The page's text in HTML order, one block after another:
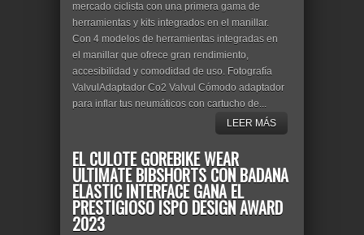
mercado ciclista con una primera gama de
herramientas y kits integrados en el manillar.
Con 4 modelos de herramientas integradas en
el manillar que ofrece gran rendimiento,
accesibilidad y comodidad de uso. Fotografía
ValvulAdaptador Co2 Valvul Cómodo adaptador
para inflar tus neumáticos con cartucho de...
LEER MÁS
EL CULOTE GOREBIKE WEAR
ULTIMATE BIBSHORTS CON BADANA
ELASTIC INTERFACE GANA EL
PRESTIGIOSO ISPO DESIGN AWARD
2023